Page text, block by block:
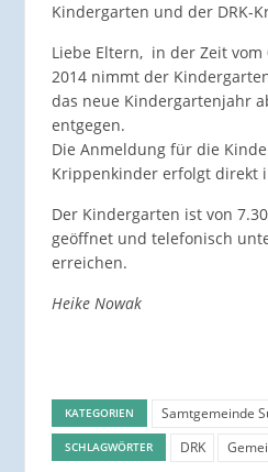
Kindergarten und der DRK-
Liebe Eltern, in der Zeit vom
2014 nimmt der
das neue Kindergartenjahr
entgegen.
Die Anmeldung für die
Krippenkinder erfolgt direkt
Der Kindergarten ist von
geöffnet und telefonisch
erreichen.
Heike Nowak
KATEGORIEN Samtgemeinde
SCHLAGWÖRTER DRK